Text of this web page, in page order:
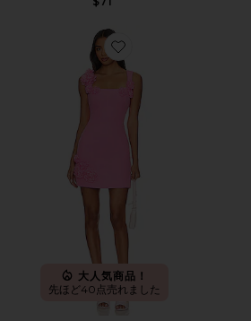
Favorite TROMPE ミニド
大人気商品！
先ほど40点売れました